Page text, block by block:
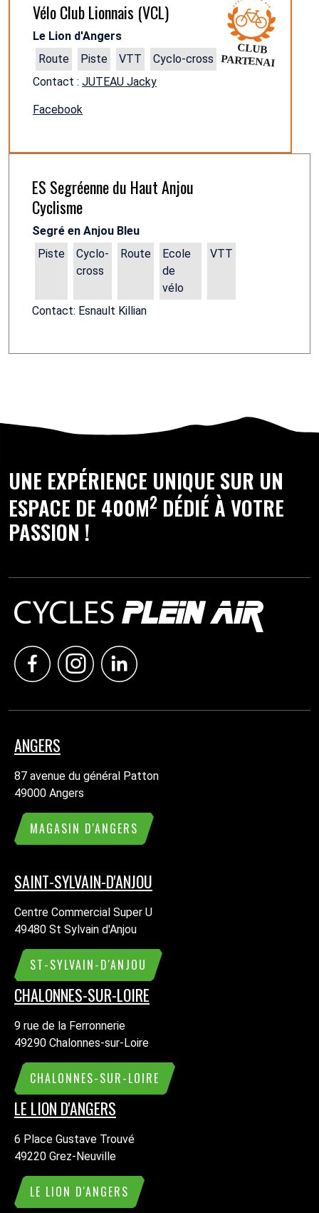
Vélo Club Lionnais (VCL)
Le Lion d'Angers
Route
Piste VTT
Cyclo-cross
Contact : JUTEAU Jacky
Facebook
ES Segréenne du Haut Anjou
Cyclisme
Segré en Anjou Bleu
Piste
Cyclo-
cross
Route
Ecole
de
vélo
VTT
Contact: Esnault Killian
UNE EXPÉRIENCE UNIQUE SUR UN
ESPACE DE 400M2 DÉDIÉ À VOTRE
PASSION !
ANGERS
87 avenue du général Patton
49000 Angers
MAGASIN D'ANGERS
SAINT-SYLVAIN-D'ANJOU
Centre Commercial Super U
49480 St Sylvain d'Anjou
ST-SYLVAIN-D'ANJOU
CHALONNES-SUR-LOIRE
9 rue de la Ferronnerie
49290 Chalonnes-sur-Loire
CHALONNES-SUR-LOIRE
LE LION D'ANGERS
6 Place Gustave Trouvé
49220 Grez-Neuville
LE LION D'ANGERS